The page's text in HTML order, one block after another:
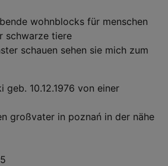
wohnblocks für menschen
schwarze tiere
schauen sehen sie mich zum
geb. 10.12.1976 von einer
großvater in poznań in der nähe